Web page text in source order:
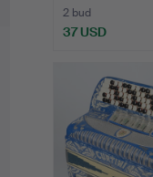
2 bud
37 USD